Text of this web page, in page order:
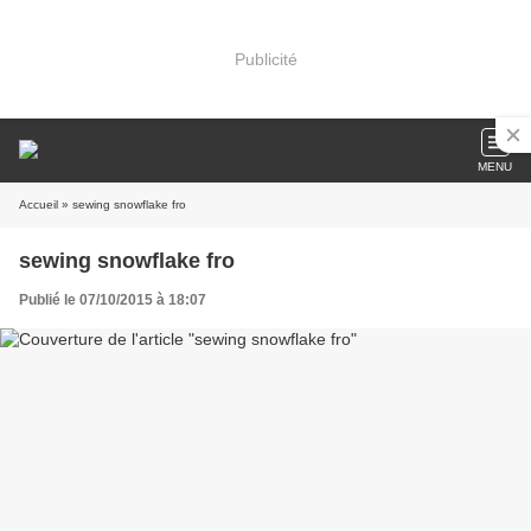
Publicité
MENU
Accueil » sewing snowflake fro
sewing snowflake fro
Publié le 07/10/2015 à 18:07